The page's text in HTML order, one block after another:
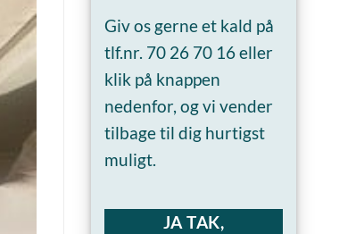
Giv os gerne et kald på
tlf.nr. 70 26 70 16eller
klik på knappen
nedenfor, og vi vender
tilbage til dig hurtigst
muligt.
JA TAK,